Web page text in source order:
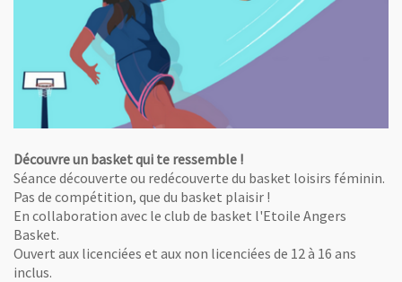
Découvre un basket qui te ressemble !
Séance découverte ou redécouverte du basket loisirs féminin.
Pas de compétition, que du basket plaisir !
En collaboration avec le club de basket l'Etoile Angers
Basket.
Ouvert aux licenciées et aux non licenciées de 12 à 16 ans
inclus.